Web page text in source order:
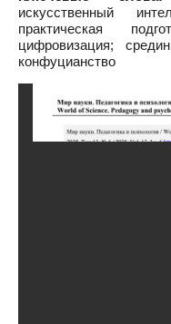
искусственный
практическая
цифровизация;
конфуцианство